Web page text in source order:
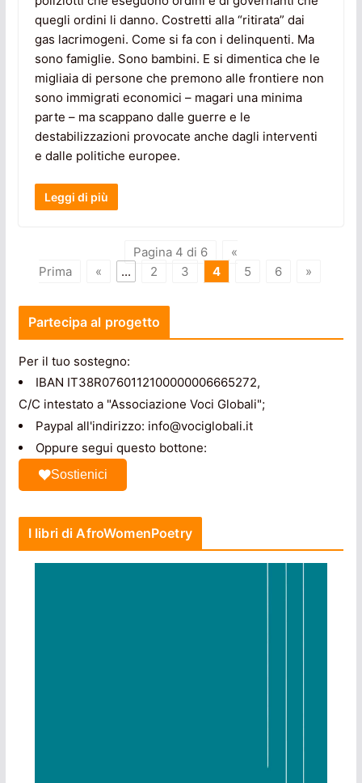
quegli ordini li danno. Costretti alla “ritirata” dai
gas lacrimogeni. Come si fa con i delinquenti. Ma
sono famiglie. Sono bambini. E si dimentica che le
migliaia di persone che premono alle frontiere non
sono immigrati economici – magari una minima
parte – ma scappano dalle guerre e le
destabilizzazioni provocate anche dagli interventi
e dalle politiche europee.
Leggi di più
Pagina 4 di 6
«
Prima
« ... 2 3 4 5 6 »
Partecipa al progetto
Per il tuo sostegno:
IBAN IT38R0760112100000006665272,
C/C intestato a "Associazione Voci Globali";
Paypal all'indirizzo: info@vociglobali.it
Oppure segui questo bottone:
Sostienici
I libri di AfroWomenPoetry